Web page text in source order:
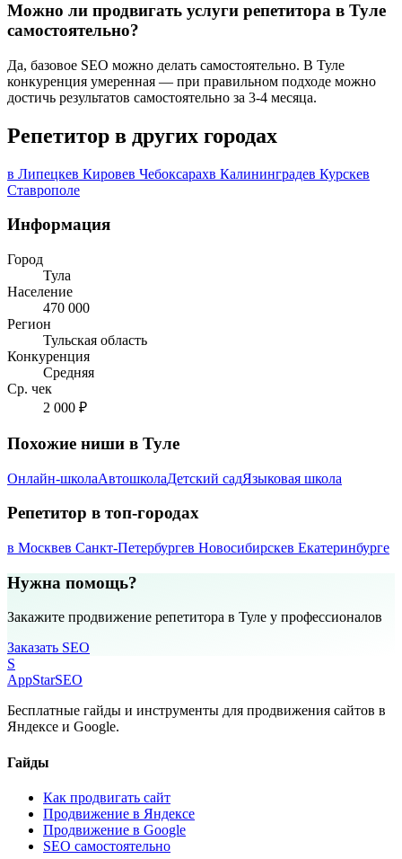
Можно ли продвигать услуги репетитора в Туле
самостоятельно?
Да, базовое SEO можно делать самостоятельно. В Туле
конкуренция умеренная — при правильном подходе можно
достичь результатов самостоятельно за 3-4 месяца.
Репетитор в других городах
в Липецкев Кировев Чебоксарахв Калининградев Курскев
Ставрополе
Информация
Город
Тула
Население
470 000
Регион
Тульская область
Конкуренция
Средняя
Ср. чек
2 000 ₽
Похожие ниши в Туле
Онлайн-школаАвтошколаДетский садЯзыковая школа
Репетитор в топ-городах
в Москвев Санкт-Петербургев Новосибирскев Екатеринбурге
Нужна помощь?
Закажите продвижение репетитора в Туле у профессионалов
Заказать SEO
S
AppStarSEO
Бесплатные гайды и инструменты для продвижения сайтов в
Яндексе и Google.
Гайды
Как продвигать сайт
Продвижение в Яндексе
Продвижение в Google
SEO самостоятельно